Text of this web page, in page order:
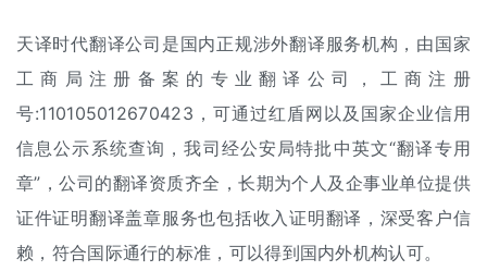
天译时代翻译公司是国内正规涉外翻译服务机构，由国家
工商局注册备案的专业翻译公司，工商注册
号:110105012670423，可通过红盾网以及国家企业信用
信息公示系统查询，我司经公安局特批中英文“翻译专用
章”，公司的翻译资质齐全，长期为个人及企事业单位提供
证件证明翻译盖章服务也包括收入证明翻译，深受客户信
赖，符合国际通行的标准，可以得到国内外机构认可。